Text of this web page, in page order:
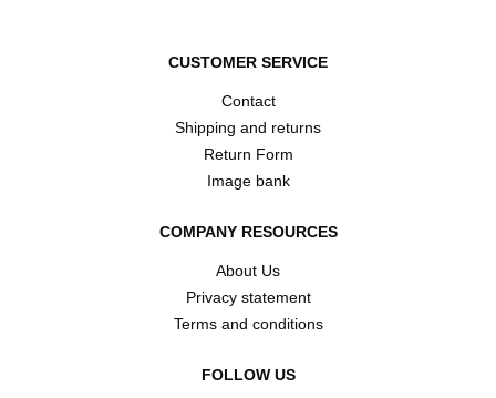
CUSTOMER SERVICE
Contact
Shipping and returns
Return Form
Image bank
COMPANY RESOURCES
About Us
Privacy statement
Terms and conditions
FOLLOW US